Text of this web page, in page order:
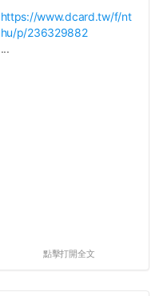
https://www.dcard.tw/f/nt
hu/p/236329882
...
點擊打開全文